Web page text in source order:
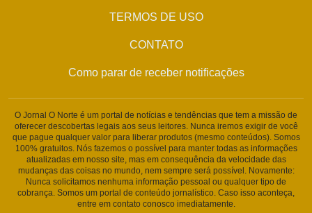
TERMOS DE USO
CONTATO
Como parar de receber notificações
O Jornal O Norte é um portal de notícias e tendências que tem a missão de
oferecer descobertas legais aos seus leitores. Nunca iremos exigir de você
que pague qualquer valor para liberar produtos (mesmo conteúdos). Somos
100% gratuitos. Nós fazemos o possível para manter todas as informações
atualizadas em nosso site, mas em consequência da velocidade das
mudanças das coisas no mundo, nem sempre será possível. Novamente:
Nunca solicitamos nenhuma informação pessoal ou qualquer tipo de
cobrança. Somos um portal de conteúdo jornalístico. Caso isso aconteça,
entre em contato conosco imediatamente.